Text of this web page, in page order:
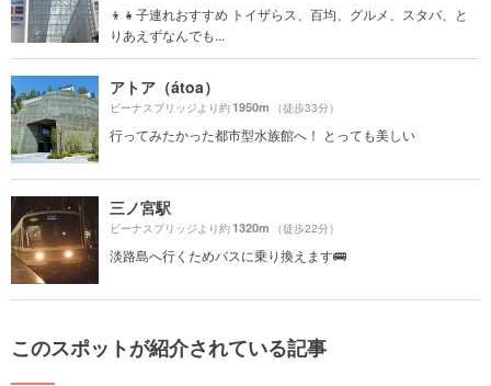
👦👧子連れおすすめ トイザらス、百均、グルメ、スタバ、と
りあえずなんでも...
アトア（átoa）
ビーナスブリッジより約1950m （徒歩33分）
行ってみたかった都市型水族館へ！ とっても美しい
三ノ宮駅
ビーナスブリッジより約1320m （徒歩22分）
淡路島へ行くためバスに乗り換えます🚌
このスポットが紹介されている記事